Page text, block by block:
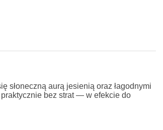
słoneczną aurą jesienią oraz łagodnymi
bez strat — w efekcie do